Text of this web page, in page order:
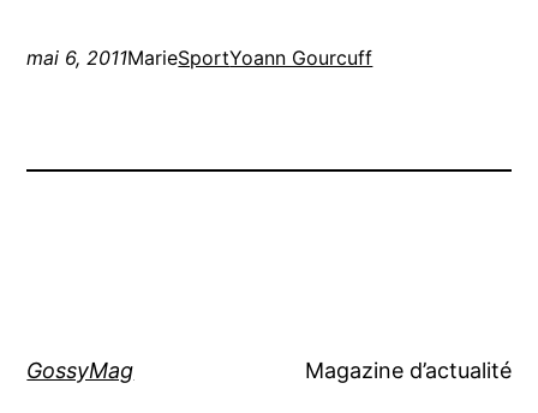
mai 6, 2011MarieSportYoann Gourcuff
GossyMag Magazine d’actualité